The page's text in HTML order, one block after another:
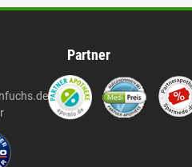
Partner